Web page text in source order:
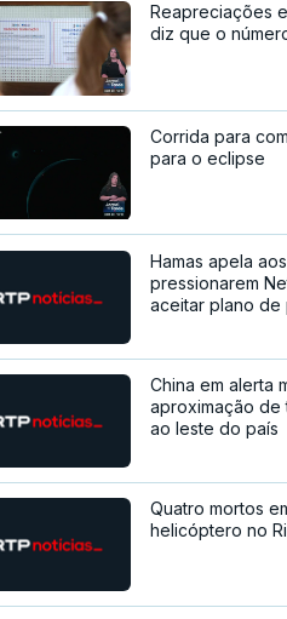
Reapreciações
diz que o
Corrida para
para o eclipse
Hamas apela
pressionarem
aceitar plano de
China em alerta
aproximação de
ao leste do país
Quatro mortos
helicóptero no